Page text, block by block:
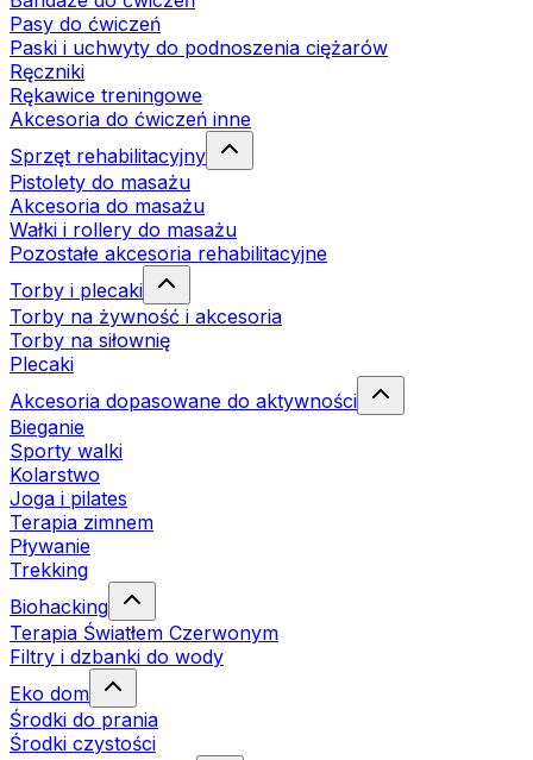
Pasy do ćwiczeń
Paski i uchwyty do podnoszenia ciężarów
Ręczniki
Rękawice treningowe
Akcesoria do ćwiczeń inne
Sprzęt rehabilitacyjny
Pistolety do masażu
Akcesoria do masażu
Wałki i rollery do masażu
Pozostałe akcesoria rehabilitacyjne
Torby i plecaki
Torby na żywność i akcesoria
Torby na siłownię
Plecaki
Akcesoria dopasowane do aktywności
Bieganie
Sporty walki
Kolarstwo
Joga i pilates
Terapia zimnem
Pływanie
Trekking
Biohacking
Terapia Światłem Czerwonym
Filtry i dzbanki do wody
Eko dom
Środki do prania
Środki czystości